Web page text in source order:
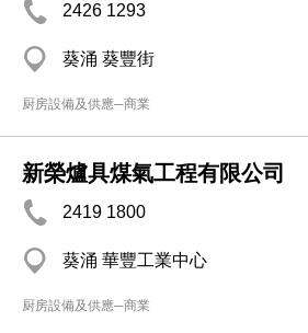
2426 1293
葵涌 葵豐街
厨房設備及供應─商業
新榮爐具煤氣工程有限公司
2419 1800
葵涌 華豐工業中心
厨房設備及供應─商業